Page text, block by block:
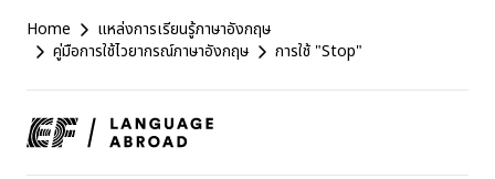
Footer
Home
แหล่งการเรียนรู้ภาษาอังกฤษ
คู่มือการใช้ไวยากรณ์ภาษาอังกฤษ
การใช้ "Stop"